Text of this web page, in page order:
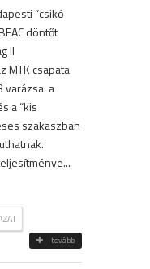
“csikó
döntőt
II
MTK csapata
varázsa: a
a “kis
szakaszban
tovább